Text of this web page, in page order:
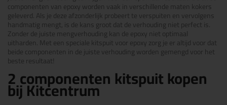
componenten van epoxy worden vaak in verschillende maten kokers
geleverd. Als je deze afzonderlijk probeert te verspuiten en vervolgens
handmatig mengt, is de kans groot dat de verhouding niet perfect is.
Zonder de juiste mengverhouding kan de epoxy niet optimaal
uitharden. Met een speciale kitspuit voor epoxy zorg je er altijd voor dat
beide componenten in de juiste verhouding worden gemengd voor het
beste resultaat!
2 componenten kitspuit kopen
bij Kitcentrum